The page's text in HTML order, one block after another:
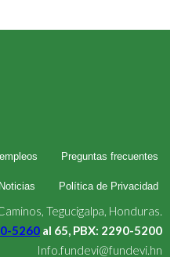
Preguntas frecuentes
Noticias Política de Privacidad
Tegucigalpa, Honduras.
5260 al 65, PBX: 2290-5200
Info.fundevi@fundevi.hn